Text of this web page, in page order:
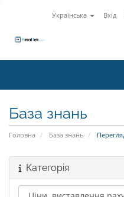
Українська Вхід
База знань
Головна База знань
Категорія